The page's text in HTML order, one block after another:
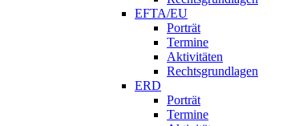
EFTA/EU
Porträt
Termine
Aktivitäten
Rechtsgrundlagen
ERD
Porträt
Termine